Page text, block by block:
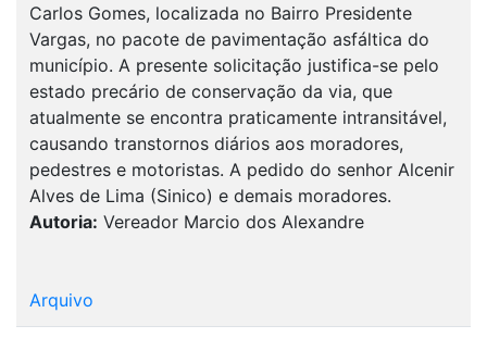
Carlos Gomes, localizada no Bairro Presidente
Vargas, no pacote de pavimentação asfáltica do
município. A presente solicitação justifica-se pelo
estado precário de conservação da via, que
atualmente se encontra praticamente intransitável,
causando transtornos diários aos moradores,
pedestres e motoristas. A pedido do senhor Alcenir
Alves de Lima (Sinico) e demais moradores.
Autoria: Vereador Marcio dos Alexandre
Arquivo